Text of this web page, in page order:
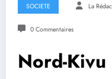
SOCIETE La
0 Commentaires
Nord-Kivu